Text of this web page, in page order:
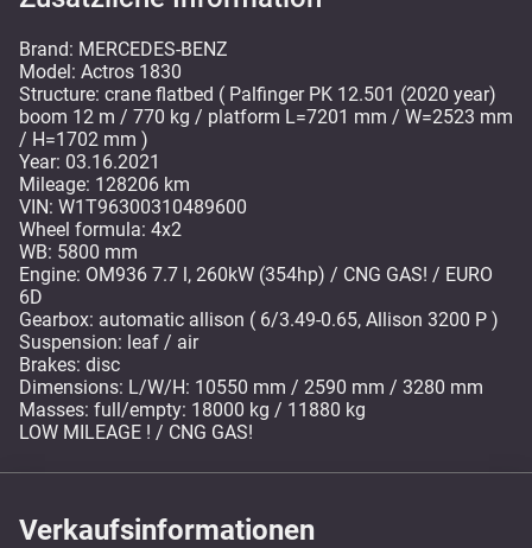
Brand: MERCEDES-BENZ
Model: Actros 1830
Structure: crane flatbed ( Palfinger PK 12.501 (2020 year)
boom 12 m / 770 kg / platform L=7201 mm / W=2523 mm
/ H=1702 mm )
Year: 03.16.2021
Mileage: 128206 km
VIN: W1T96300310489600
Wheel formula: 4x2
WB: 5800 mm
Engine: OM936 7.7 l, 260kW (354hp) / CNG GAS! / EURO
6D
Gearbox: automatic allison ( 6/3.49-0.65, Allison 3200 P )
Suspension: leaf / air
Brakes: disc
Dimensions: L/W/H: 10550 mm / 2590 mm / 3280 mm
Masses: full/empty: 18000 kg / 11880 kg
LOW MILEAGE ! / CNG GAS!
Verkaufsinformationen